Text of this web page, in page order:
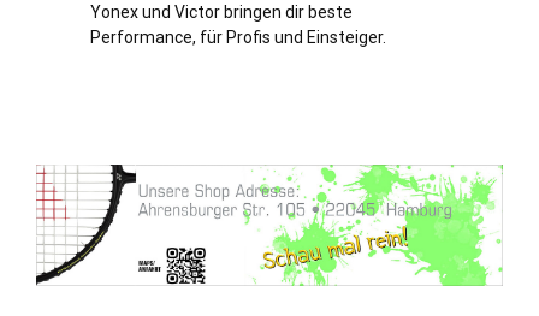
Yonex und Victor bringen dir beste
Performance, für Profis und Einsteiger.